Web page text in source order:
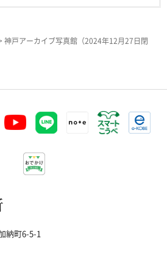
神戸アーカイブ写真館（2024年12月27日閉
納町6-5-1